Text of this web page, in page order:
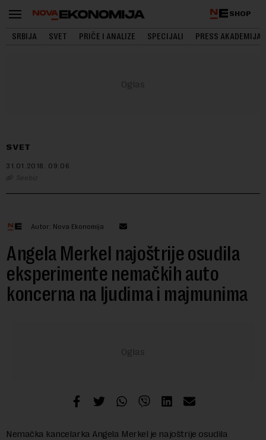
SHOP
SRBIJA SVET PRIČE I ANALIZE SPECIJALI PRESS AKADEMIJA
SVET
31.01.2018. 09:06
Seebiz
Autor: Nova Ekonomija
Angela Merkel najoštrije osudila
eksperimente nemačkih auto
koncerna na ljudima i majmunima
Nemačka kancelarka Angela Merkel je najoštrije osudila